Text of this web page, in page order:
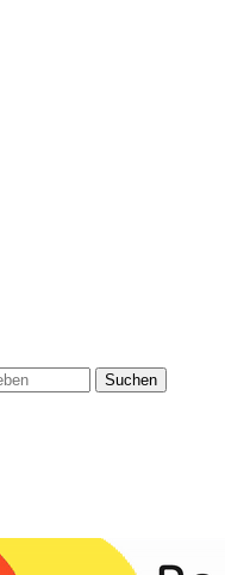
Suchen